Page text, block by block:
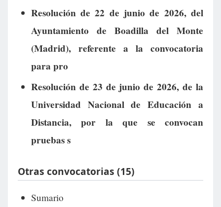
Resolución de 22 de junio de 2026, del
Ayuntamiento de Boadilla del Monte
(Madrid), referente a la convocatoria
para pro
Resolución de 23 de junio de 2026, de la
Universidad Nacional de Educación a
Distancia, por la que se convocan
pruebas s
Otras convocatorias (15)
Sumario